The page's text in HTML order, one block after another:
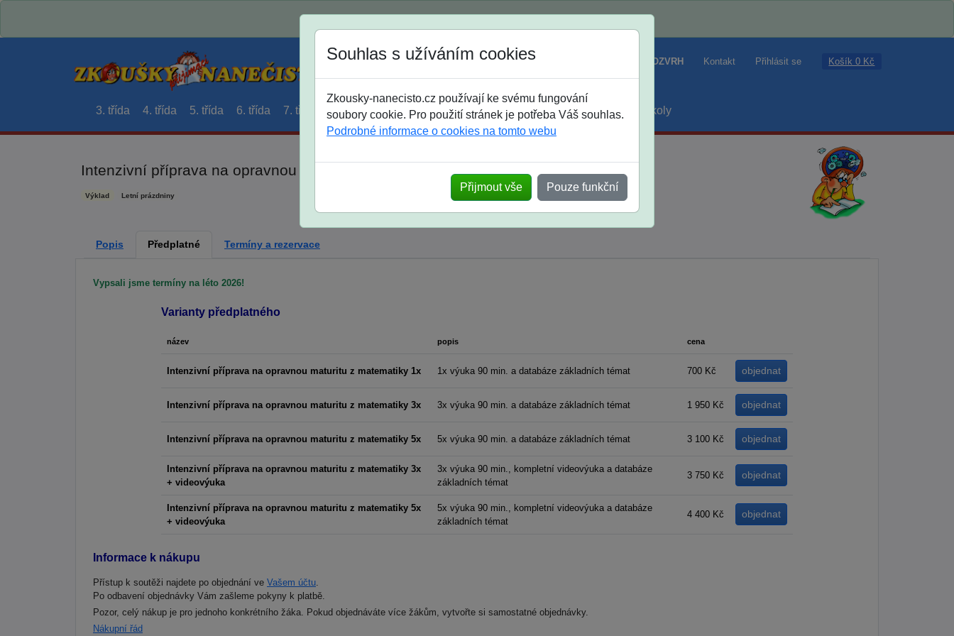
Jak si vybrat ROZVRH Kontakt Přihlásit se Košík 0 Kč
3. třída 4. třída 5. třída 6. třída 7. třída 8. třída 9. třída střední maturanti soutěže prázdniny školy
Intenzivní příprava na opravnou maturitu z matematiky
Výklad Letní prázdniny
Popis Předplatné Termíny a rezervace
Souhlas s užíváním cookies
Zkousky-nanecisto.cz používají ke svému fungování
soubory cookie. Pro použití stránek je potřeba Váš souhlas.
Podrobné informace o cookies na tomto webu
Přijmout vše Pouze funkční
Vypsali jsme termíny na léto 2026!
Varianty předplatného
název popis cena
Intenzivní příprava na opravnou maturitu z matematiky 1x 1x výuka 90 min. a databáze základních témat 700 Kč
Intenzivní příprava na opravnou maturitu z matematiky 3x 3x výuka 90 min. a databáze základních témat 1 950 Kč
Intenzivní příprava na opravnou maturitu z matematiky 5x 5x výuka 90 min. a databáze základních témat 3 100 Kč
Intenzivní příprava na opravnou maturitu z matematiky 3x
+ videovýuka
3x výuka 90 min., kompletní videovýuka a databáze
základních témat
3 750 Kč
Intenzivní příprava na opravnou maturitu z matematiky 5x
+ videovýuka
5x výuka 90 min., kompletní videovýuka a databáze
základních témat
4 400 Kč
Informace k nákupu
Přístup k soutěži najdete po objednání ve Vašem účtu
Po odbavení objednávky Vám zašleme pokyny k platbě.
Pozor, celý nákup je pro jednoho konkrétního žáka. Pokud objednáváte více žákům, vytvořte si samostatné objednávky.
Nákupní řád